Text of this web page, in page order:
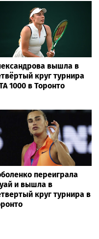
вышла в
круг турнира
1000 в Торонто
переиграла
и вышла в
круг турнира в